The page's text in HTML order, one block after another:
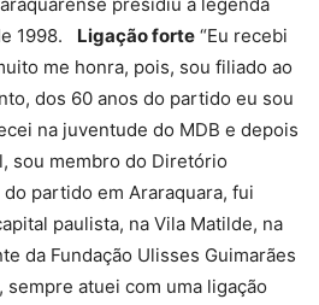
presidiu a legenda
1998. Ligação forte “Eu recebi
me honra, pois, sou filiado ao
dos 60 anos do partido eu sou
na juventude do MDB e depois
sou membro do Diretório
partido em Araraquara, fui
paulista, na Vila Matilde, na
da Fundação Ulisses Guimarães
sempre atuei com uma ligação